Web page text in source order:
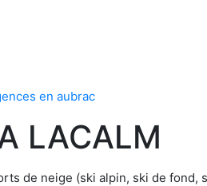
en aubrac
LACALM
de neige (ski alpin, ski de fond,